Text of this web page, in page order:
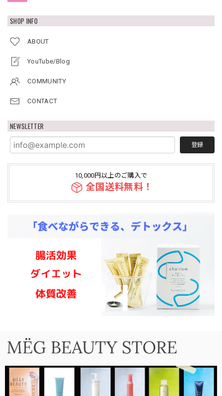
SHOP INFO
ABOUT
YouTube/Blog
COMMUNITY
CONTACT
NEWSLETTER
登録
10,000円以上のご購入で
全国送料無料！